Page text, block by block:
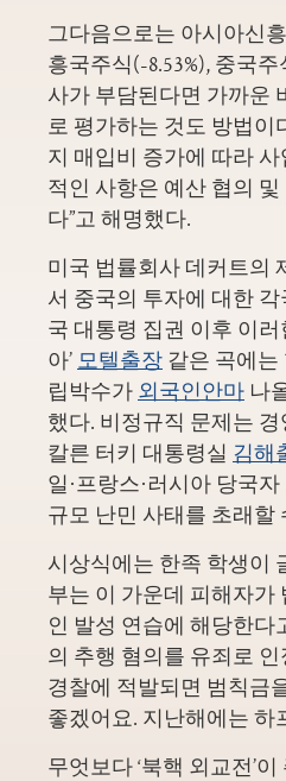
그다음으로는 아시아신
흥국주식(-8.53%), 중국
사가 부담된다면 가까운
로 평가하는 것도 방법이
지 매입비 증가에 따라
적인 사항은 예산 협의
다”고 해명했다.
미국 법률회사 데커트의
서 중국의 투자에 대한
국 대통령 집권 이후 이러
아’ 모텔출장 같은 곡에는
립박수가 외국인안마 나
했다. 비정규직 문제는
칼른 터키 대통령실 김해
일·프랑스·러시아 당국
규모 난민 사태를 초래할
시상식에는 한족 학생이
부는 이 가운데 피해자
인 발성 연습에 해당한다
의 추행 혐의를 유죄로
경찰에 적발되면 범칙금
좋겠어요. 지난해에는 하
무엇보다 ‘북핵 외교전’